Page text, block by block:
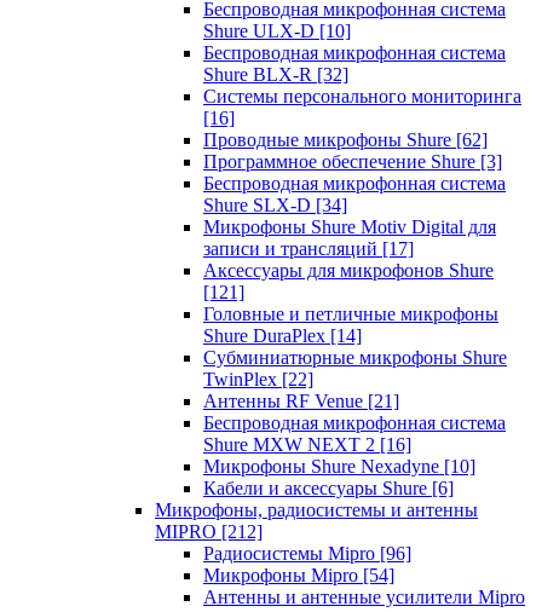
Беспроводная микрофонная система
Shure ULX-D [10]
Беспроводная микрофонная система
Shure BLX-R [32]
Системы персонального мониторинга
[16]
Проводные микрофоны Shure [62]
Программное обеспечение Shure [3]
Беспроводная микрофонная система
Shure SLX-D [34]
Микрофоны Shure Motiv Digital для
записи и трансляций [17]
Аксессуары для микрофонов Shure
[121]
Головные и петличные микрофоны
Shure DuraPlex [14]
Субминиатюрные микрофоны Shure
TwinPlex [22]
Антенны RF Venue [21]
Беспроводная микрофонная система
Shure MXW NEXT 2 [16]
Микрофоны Shure Nexadyne [10]
Кабели и аксессуары Shure [6]
Микрофоны, радиосистемы и антенны
MIPRO [212]
Радиосистемы Mipro [96]
Микрофоны Mipro [54]
Антенны и антенные усилители Mipro